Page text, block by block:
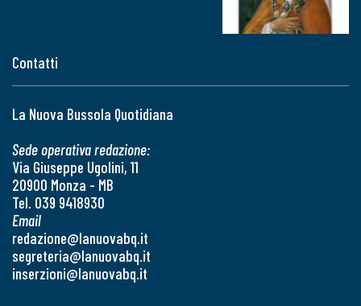
Contatti
La Nuova Bussola Quotidiana
Sede operativa redazione:
Via Giuseppe Ugolini, 11
20900 Monza - MB
Tel. 039 9418930
Email
redazione@lanuovabq.it
segreteria@lanuovabq.it
inserzioni@lanuovabq.it